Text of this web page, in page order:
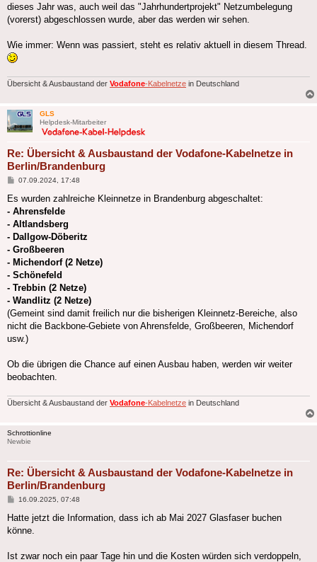
dieses Jahr was, auch weil das "Jahrhundertprojekt" Netzumbelegung
(vorerst) abgeschlossen wurde, aber das werden wir sehen.
Wie immer: Wenn was passiert, steht es relativ aktuell in diesem Thread.
Übersicht & Ausbaustand der Vodafone-Kabelnetze in Deutschland
GLS
Helpdesk-Mitarbeiter
Re: Übersicht & Ausbaustand der Vodafone-Kabelnetze in
Berlin/Brandenburg
Beitrag
07.09.2024, 17:48
Es wurden zahlreiche Kleinnetze in Brandenburg abgeschaltet:
- Ahrensfelde
- Altlandsberg
- Dallgow-Döberitz
- Großbeeren
- Michendorf (2 Netze)
- Schönefeld
- Trebbin (2 Netze)
- Wandlitz (2 Netze)
(Gemeint sind damit freilich nur die bisherigen Kleinnetz-Bereiche, also
nicht die Backbone-Gebiete von Ahrensfelde, Großbeeren, Michendorf
usw.)
Ob die übrigen die Chance auf einen Ausbau haben, werden wir weiter
beobachten.
Übersicht & Ausbaustand der Vodafone-Kabelnetze in Deutschland
Schrottionline
Newbie
Re: Übersicht & Ausbaustand der Vodafone-Kabelnetze in
Berlin/Brandenburg
Beitrag
16.09.2025, 07:48
Hatte jetzt die Information, dass ich ab Mai 2027 Glasfaser buchen
könne.
Ist zwar noch ein paar Tage hin und die Kosten würden sich verdoppeln,